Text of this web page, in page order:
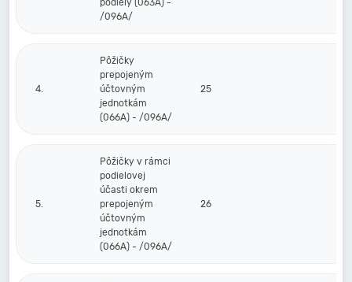
podiely (063A) -
/096A/
4.
Pôžičky
prepojeným
účtovným
jednotkám
(066A) - /096A/
25
5.
Pôžičky v rámci
podielovej
účasti okrem
prepojeným
účtovným
jednotkám
(066A) - /096A/
26